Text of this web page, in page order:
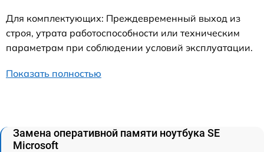
Для комплектующих: Преждевременный выход из
строя, утрата работоспособности или техническим
параметрам при соблюдении условий эксплуатации.
Показать полностью
Замена оперативной памяти ноутбука SE
Microsoft